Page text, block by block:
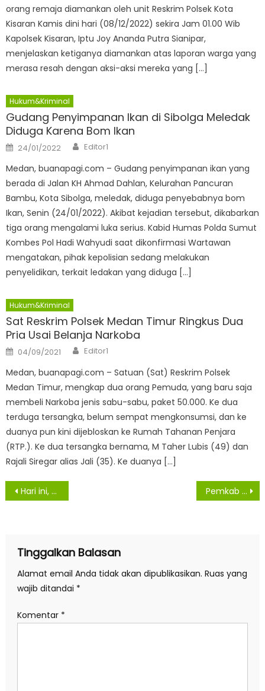
orang remaja diamankan oleh unit Reskrim Polsek Kota
Kisaran Kamis dini hari (08/12/2022) sekira Jam 01.00 Wib
Kapolsek Kisaran, Iptu Joy Ananda Putra Sianipar,
menjelaskan ketiganya diamankan atas laporan warga yang
merasa resah dengan aksi-aksi mereka yang […]
Hukum&Kriminal
Gudang Penyimpanan Ikan di Sibolga Meledak
Diduga Karena Bom Ikan
Posted
on
24/01/2022 Author
Editor1
Medan, buanapagi.com – Gudang penyimpanan ikan yang
berada di Jalan KH Ahmad Dahlan, Kelurahan Pancuran
Bambu, Kota Sibolga, meledak, diduga penyebabnya bom
Ikan, Senin (24/01/2022). Akibat kejadian tersebut, dikabarkan
tiga orang mengalami luka serius. Kabid Humas Polda Sumut
Kombes Pol Hadi Wahyudi saat dikonfirmasi Wartawan
mengatakan, pihak kepolisian sedang melakukan
penyelidikan, terkait ledakan yang diduga […]
Hukum&Kriminal
Sat Reskrim Polsek Medan Timur Ringkus Dua
Pria Usai Belanja Narkoba
Posted
on
04/09/2021 Author
Editor1
Medan, buanapagi.com – Satuan (Sat) Reskrim Polsek
Medan Timur, mengkap dua orang Pemuda, yang baru saja
membeli Narkoba jenis sabu-sabu, paket 50.000. Ke dua
terduga tersangka, belum sempat mengkonsumsi, dan ke
duanya pun kini dijebloskan ke Rumah Tahanan Penjara
(RTP.). Ke dua tersangka bernama, M Taher Lubis (49) dan
Rajali Siregar alias Jali (35). Ke duanya […]
Navigasi
Hari ini, Enam Warga Asahan Konfirmasi Akibat Virus Covid -19 dan Empat Sembuh Pemkab Asahan Himbau Warga Waspada Dan Mengurangi Kegiatan Saat Hujan Deras
Tinggalkan Balasan
Alamat email Anda tidak akan dipublikasikan. Ruas yang
wajib ditandai *
Komentar *